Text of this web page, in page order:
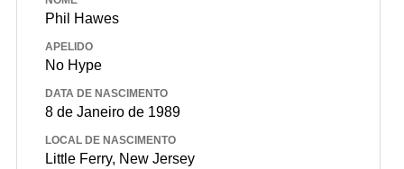
Phil Hawes
APELIDO
No Hype
DATA DE NASCIMENTO
8 de Janeiro de 1989
LOCAL DE NASCIMENTO
Little Ferry, New Jersey